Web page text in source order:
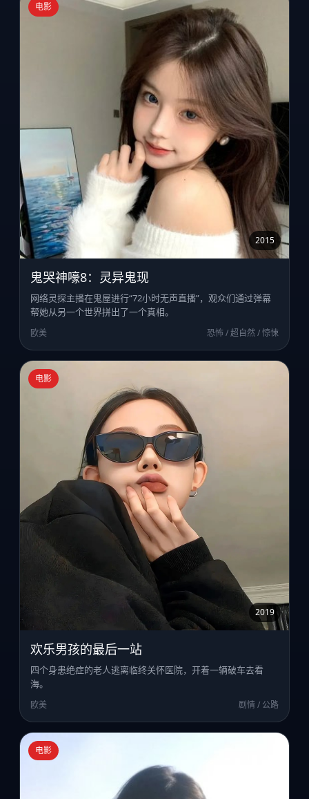
电影
2015
鬼哭神嚎8：灵异鬼现
网络灵探主播在鬼屋进行“72小时无声直播”，观众们通过弹幕
帮她从另一个世界拼出了一个真相。
欧美 恐怖 / 超自然 / 惊悚
电影
2019
欢乐男孩的最后一站
四个身患绝症的老人逃离临终关怀医院，开着一辆破车去看
海。
欧美 剧情 / 公路
电影